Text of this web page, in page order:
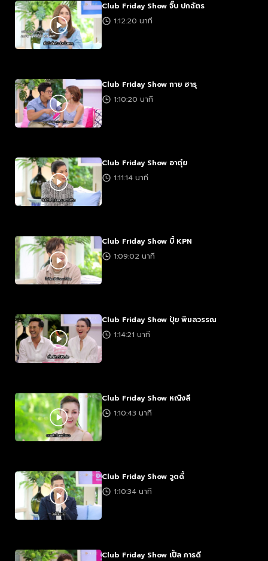
Club Friday Show จิ๊บ ปกฉัตร
1:12:20 นาที
Club Friday Show กาย ฮารุ
1:10:20 นาที
Club Friday Show อาตุ๋ย
1:11:14 นาที
Club Friday Show บี้ KPN
1:09:02 นาที
Club Friday Show ปุ้ย พิมลวรรณ
1:14:21 นาที
Club Friday Show หญิงลี
1:10:43 นาที
Club Friday Show วูดดี้
1:10:34 นาที
Club Friday Show เปิ้ล ภารดี